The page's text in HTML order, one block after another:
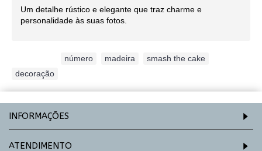
Um detalhe rústico e elegante que traz charme e
personalidade às suas fotos.
número madeira smash the cake
decoração
INFORMAÇÕES
ATENDIMENTO